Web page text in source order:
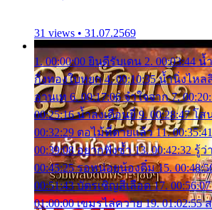
31 views • 31.07.2569
1. 00:00:00 ยินดีรับเดน 2. 00:03:44
กิ่งทองใบหยก 4. 00:10:35 น้ำนิ่งไหล
ลานเท 6. 00:17:06 จำใจจาก 7.
00:25:16 น้ำลงเดือนยี่ 9. 00:28:47 โ
00:32:29 ตอไม้ที่ตายแล้ว 11.
00:39:08 อยากฟังซ้ำ 13. 00:42:32 รู้
00:45:25 รอหน่อยน้องติ๋ม 15.
00:51:43 บัตรเชิญสีเลือด 17.
01:00:00 เขมรไล่ควาย 19. 01:02:55